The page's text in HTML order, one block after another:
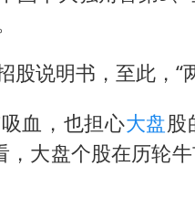
幕式
中国军队坚决反制任何
延续良好增长态势
说明书，至此，“
血，也担心大盘股
，大盘个股在历轮